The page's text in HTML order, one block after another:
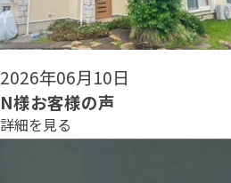
2026年06月08日
N様お客様の声
詳細を見る